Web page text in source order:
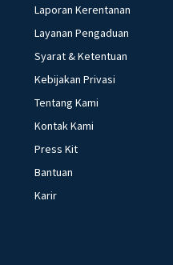
Laporan Kerentanan
Layanan Pengaduan
Syarat & Ketentuan
Kebijakan Privasi
Tentang Kami
Kontak Kami
Press Kit
Bantuan
Karir